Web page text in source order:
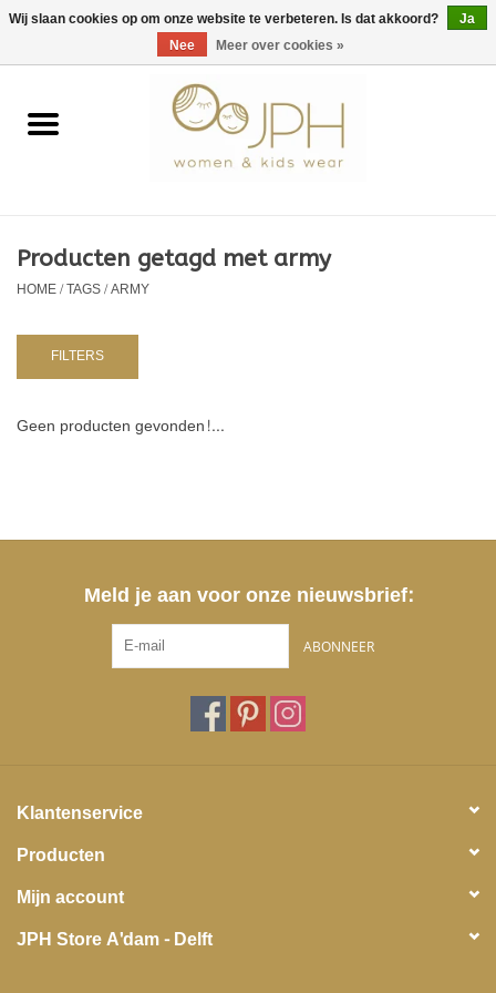
EUR/GBP/USD 0 Artikelen - €0,00
Home
Kids
NURSERY / TABLEWARE
Producten getagd met army
HOME/TAGS/ARMY
FILTERS
Geen producten gevonden!...
Meld je aan voor onze nieuwsbrief:
ABONNEER
Klantenservice
Producten
Mijn account
JPH Store A'dam - Delft
Wij slaan cookies op om onze website te verbeteren. Is dat akkoord?
Ja
Nee
Meer over cookies »